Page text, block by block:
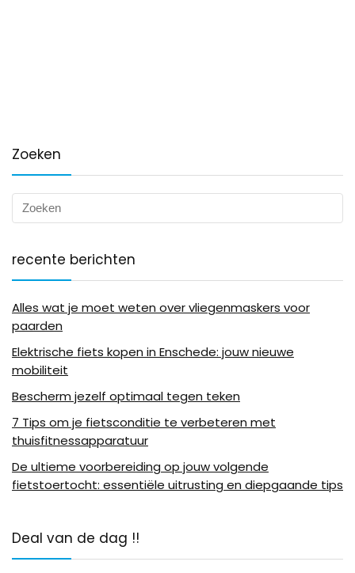
Zoeken
recente berichten
Alles wat je moet weten over vliegenmaskers voor
paarden
Elektrische fiets kopen in Enschede: jouw nieuwe
mobiliteit
Bescherm jezelf optimaal tegen teken
7 Tips om je fietsconditie te verbeteren met
thuisfitnessapparatuur
De ultieme voorbereiding op jouw volgende
fietstoertocht: essentiële uitrusting en diepgaande tips
Deal van de dag !!